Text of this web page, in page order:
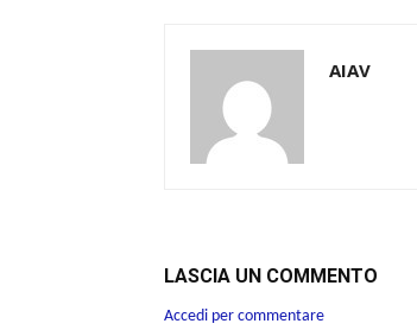
AIAV
LASCIA UN COMMENTO
Accedi per commentare